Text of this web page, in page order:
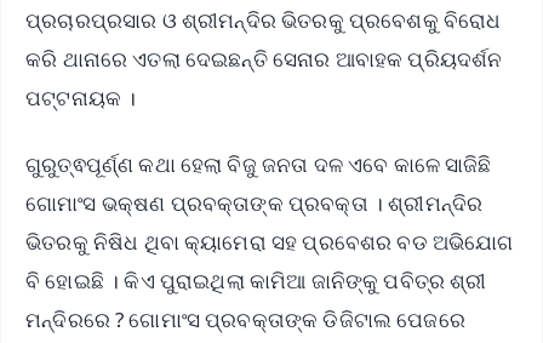
ପ୍ରଚାରପ୍ରସାର ଓ ଶ୍ରୀମନ୍ଦିର ଭିତରକୁ ପ୍ରବେଶକୁ ବିରୋଧ
କରି ଥାନାରେ ଏତଲା ଦେଇଛନ୍ତି ସେନାର ଆବାହକ ପ୍ରିୟଦର୍ଶନ
ପଟ୍ଟନାୟକ ।
ଗୁରୁତ୍ଵପୂର୍ଣ୍ଣ କଥା ହେଲା ବିଜୁ ଜନତା ଦଳ ଏବେ କାଳେ ସାଜିଛି
ଗୋମାଂସ ଭକ୍ଷଣ ପ୍ରବକ୍ତାଙ୍କ ପ୍ରବକ୍ତା । ଶ୍ରୀମନ୍ଦିର
ଭିତରକୁ ନିଷିଧ ଥିବା କ୍ୟାମେରା ସହ ପ୍ରବେଶର ବଡ ଅଭିଯୋଗ
ବି ହୋଇଛି । କିଏ ପୁରାଇଥିଲା କାମିଆ ଜାନିଙ୍କୁ ପବିତ୍ର ଶ୍ରୀ
ମନ୍ଦିରରେ ? ଗୋମାଂସ ପ୍ରବକ୍ତାଙ୍କ ଡିଜିଟାଲ ପେଜରେ